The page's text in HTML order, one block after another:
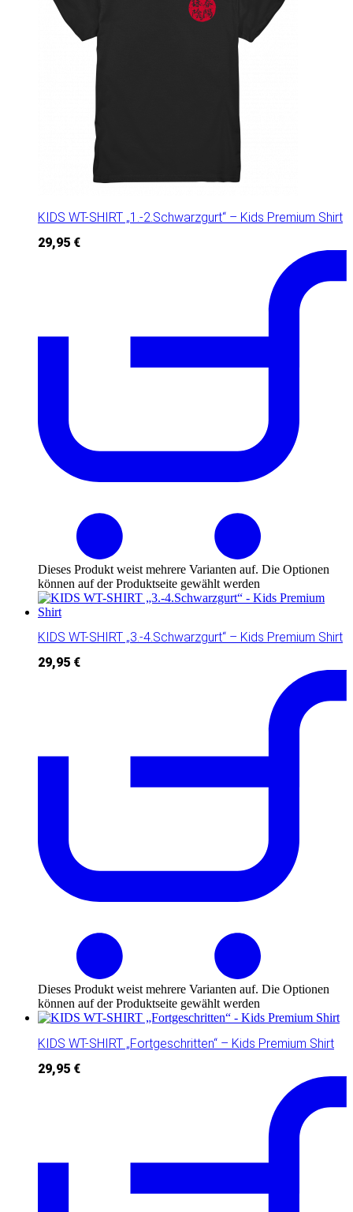
KIDS WT-SHIRT „1.-2.Schwarzgurt“ – Kids Premium Shirt
29,95 €
Dieses Produkt weist mehrere Varianten auf. Die Optionen
können auf der Produktseite gewählt werden
KIDS WT-SHIRT „3.-4.Schwarzgurt“ – Kids Premium Shirt
29,95 €
Dieses Produkt weist mehrere Varianten auf. Die Optionen
können auf der Produktseite gewählt werden
KIDS WT-SHIRT „Fortgeschritten“ – Kids Premium Shirt
29,95 €